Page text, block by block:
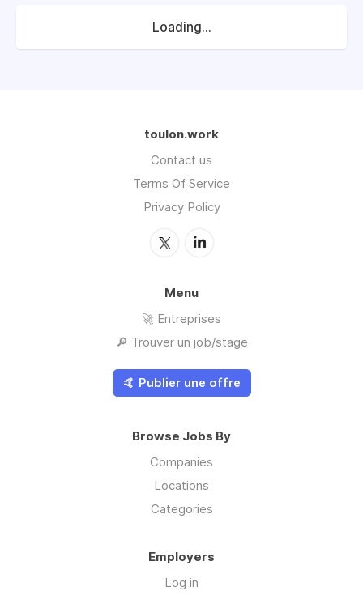
Loading...
toulon.work
Contact us
Terms Of Service
Privacy Policy
Menu
🚀 Entreprises
🔎 Trouver un job/stage
🤙 Publier une offre
Browse Jobs By
Companies
Locations
Categories
Employers
Log in